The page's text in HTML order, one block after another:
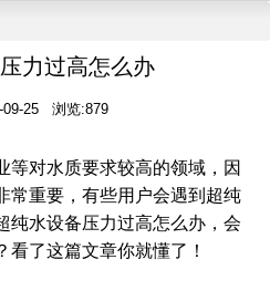
力过高怎么办
09-25 浏览:879
等对水质要求较高的领域，因
常重要，有些用户会遇到超纯
纯水设备压力过高怎么办，会
看了这篇文章你就懂了！